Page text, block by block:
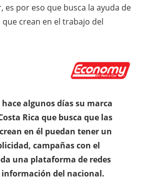
es por eso que busca la ayuda de
crean en el trabajo del
algunos días su marca
Rica que busca que las
en él puedan tener un
campañas con el
una plataforma de redes
información del nacional.